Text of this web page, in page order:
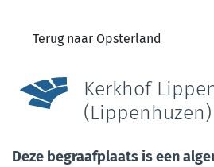
Terug naar Opsterland
Kerkhof
(Lippenhuzen)
Deze begraafplaats is een